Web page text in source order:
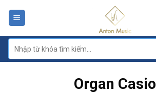
kiếm:
Organ Casio